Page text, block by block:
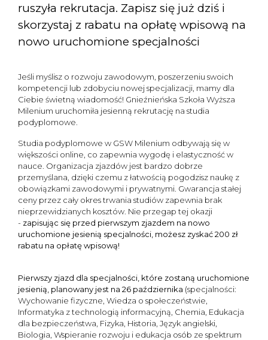
ruszyła rekrutacja. Zapisz się już dziś i
skorzystaj z rabatu na opłatę wpisową na
nowo uruchomione specjalności
Jeśli myślisz o rozwoju zawodowym, poszerzeniu swoich
kompetencji lub zdobyciu nowej specjalizacji, mamy dla
Ciebie świetną wiadomość! Gnieźnieńska Szkoła Wyższa
Milenium uruchomiła jesienną rekrutację na studia
podyplomowe.
Studia podyplomowe w GSW Milenium odbywają się w
większości online, co zapewnia wygodę i elastyczność w
nauce. Organizacja zjazdów jest bardzo dobrze
przemyślana, dzięki czemu z łatwością pogodzisz naukę z
obowiązkami zawodowymi i prywatnymi. Gwarancja stałej
ceny przez cały okres trwania studiów zapewnia brak
nieprzewidzianych kosztów. Nie przegap tej okazji
- zapisując się przed pierwszym zjazdem na nowo
uruchomione jesienią specjalności, możesz zyskać 200 zł
rabatu na opłatę wpisową!
Pierwszy zjazd dla specjalności, które zostaną uruchomione
jesienią, planowany jest na 26 października (specjalności:
Wychowanie fizyczne, Wiedza o społeczeństwie,
Informatyka z technologią informacyjną, Chemia, Edukacja
dla bezpieczeństwa, Fizyka, Historia, Język angielski,
Biologia, Wspieranie rozwoju i edukacja osób ze spektrum